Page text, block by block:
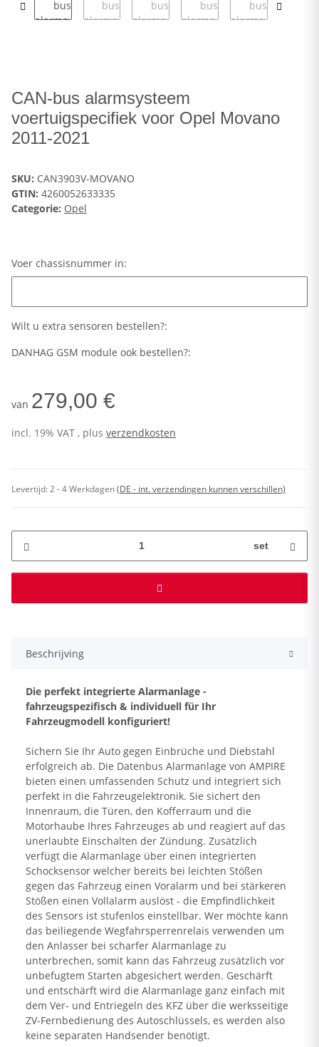
CAN-bus alarmsysteem
voertuigspecifiek voor Opel Movano
2011-2021
SKU: CAN3903V-MOVANO
GTIN: 4260052633335
Categorie: Opel
Voer chassisnummer in:
Wilt u extra sensoren bestellen?:
DANHAG GSM module ook bestellen?:
van 279,00 €
incl. 19% VAT , plus verzendkosten
Levertijd:2 - 4 Werkdagen(DE - int. verzendingen kunnen verschillen)
set
Beschrijving
Die perfekt integrierte Alarmanlage -
fahrzeugspezifisch & individuell für Ihr
Fahrzeugmodell konfiguriert!
Sichern Sie Ihr Auto gegen Einbrüche und Diebstahl
erfolgreich ab. Die Datenbus Alarmanlage von AMPIRE
bieten einen umfassenden Schutz und integriert sich
perfekt in die Fahrzeugelektronik. Sie sichert den
Innenraum, die Türen, den Kofferraum und die
Motorhaube Ihres Fahrzeuges ab und reagiert auf das
unerlaubte Einschalten der Zündung. Zusätzlich
verfügt die Alarmanlage über einen integrierten
Schocksensor welcher bereits bei leichten Stößen
gegen das Fahrzeug einen Voralarm und bei stärkeren
Stößen einen Vollalarm auslöst - die Empfindlichkeit
des Sensors ist stufenlos einstellbar. Wer möchte kann
das beiliegende Wegfahrsperrenrelais verwenden um
den Anlasser bei scharfer Alarmanlage zu
unterbrechen, somit kann das Fahrzeug zusätzlich vor
unbefugtem Starten abgesichert werden. Geschärft
und entschärft wird die Alarmanlage ganz einfach mit
dem Ver- und Entriegeln des KFZ über die werksseitige
ZV-Fernbedienung des Autoschlüssels, es werden also
keine separaten Handsender benötigt.